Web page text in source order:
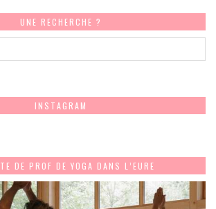
UNE RECHERCHE ?
INSTAGRAM
DE PROF DE YOGA DANS L’EURE